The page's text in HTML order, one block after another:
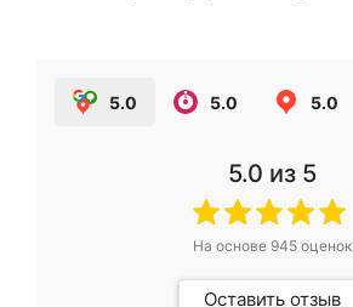
5.0 5.0 5.0
5.0 из 5
На основе 945оценок
Оставить отзыв